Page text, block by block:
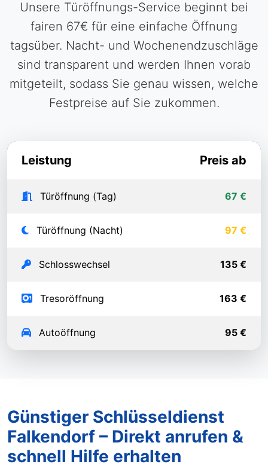
Unsere Türöffnungs-Service beginnt bei
fairen 67€ für eine einfache Öffnung
tagsüber. Nacht- und Wochenendzuschläge
sind transparent und werden Ihnen vorab
mitgeteilt, sodass Sie genau wissen, welche
Festpreise auf Sie zukommen.
Leistung Preis ab
Türöffnung (Tag) 67 €
Türöffnung (Nacht) 97 €
Schlosswechsel 135 €
Tresoröffnung 163 €
Autoöffnung 95 €
Günstiger Schlüsseldienst
Falkendorf – Direkt anrufen &
schnell Hilfe erhalten